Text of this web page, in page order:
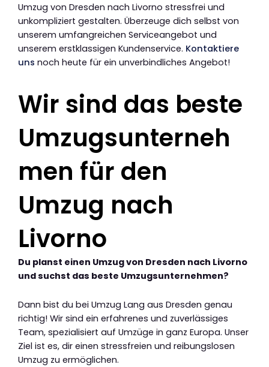
Umzug von Dresden nach Livorno stressfrei und
unkompliziert gestalten. Überzeuge dich selbst von
unserem umfangreichen Serviceangebot und
unserem erstklassigen Kundenservice. Kontaktiere
uns noch heute für ein unverbindliches Angebot!
Wir sind das beste
Umzugsunterneh
men für den
Umzug nach
Livorno
Du planst einen Umzug von Dresden nach Livorno
und suchst das beste Umzugsunternehmen?
Dann bist du bei Umzug Lang aus Dresden genau
richtig! Wir sind ein erfahrenes und zuverlässiges
Team, spezialisiert auf Umzüge in ganz Europa. Unser
Ziel ist es, dir einen stressfreien und reibungslosen
Umzug zu ermöglichen.